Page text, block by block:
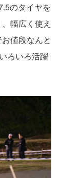
のタイヤを
幅広く使え
値段なんと
ろいろ活躍